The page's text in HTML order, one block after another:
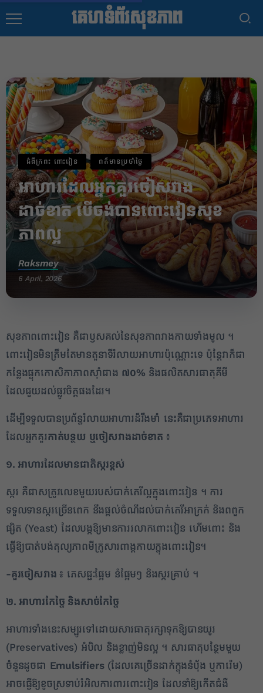
គេហទំព័រសុខភាព
ជំងឹក្រពះ ពោះវៀន ពត៌មានប្រចាំថ្ងៃ
អាហារដែលអ្នកគួរចៀសវាង
ដាច់ខាត បើចង់បានពោះវៀនសុខ
ភាពល្អ
Raksmey
6 April, 2026
សុខភាពពោះវៀន គឺជាឫសគល់នៃសុខភាពរាងកាយទាំងមូល ។
ពោះវៀនមិនត្រឹមតែមានតួនាទីរំលាយអាហារប៉ុណ្ណោះទេ ប៉ុន្តែវាក៏ជា
កន្លែងផ្ទុកកោសិកាភាពស៊ាំជាង ៧០% និងផលិតសារធាតុគីមី
ដែលជួយដល់ផ្លូវចិត្តផងដែរ។
ដើម្បីទទួលបានប្រព័ន្ធរំលាយអាហារដ៏រឹងមាំ នេះគឺជាប្រភេទអាហារ
ដែលអ្នកគួរកាត់បន្ថយ ឬចៀសវាងដាច់ខាត ៖
១. អាហារដែលមានជាតិស្ករខ្ពស់
ស្ករ គឺជាសត្រូវលេខមួយរបស់បាក់តេរីល្អក្នុងពោះវៀន ។ ការ
ទទួលទានស្ករច្រើនពេក នឹងផ្តល់ចំណីដល់បាក់តេរីអាក្រក់ និងពពួក
ផ្សិត (Yeast) ដែលបង្កឱ្យមានការរលាកពោះវៀន ហើមពោះ និង
ធ្វើឱ្យបាត់បង់តុល្យភាពមីក្រូសារពាង្គកាយក្នុងពោះវៀន។
-គួរចៀសវាង ៖ ភេសជ្ជៈផ្អែម នំផ្អែមៗ និងស្ករគ្រាប់ ។
២. អាហារកែច្នៃ និងសាច់កែច្នៃ
អាហារទាំងនេះសម្បូរទៅដោយសារធាតុរក្សាទុកឱ្យបានយូរ
(Preservatives) អំបិល និងខ្លាញ់មិនល្អ ។ សារធាតុបន្ថែមមួយ
ចំនួនដូចជា Emulsifiers(ដែលគេច្រើនដាក់ក្នុងនំបុ័ង ឬការ៉េម)
អាចធ្វើឱ្យខូចស្រទាប់រំអិលការពារពោះវៀន ដែលនាំឱ្យកើតជំងឺ